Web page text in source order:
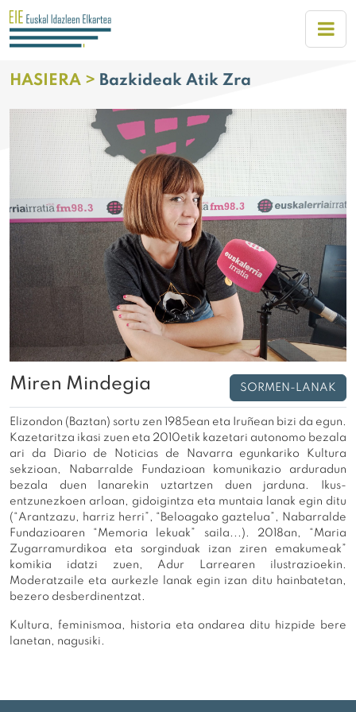
HASIERA > Bazkideak Atik Zra
Miren Mindegia SORMEN-LANAK
Elizondon (Baztan) sortu zen 1985ean eta Iruñean bizi da egun.
Kazetaritza ikasi zuen eta 2010etik kazetari autonomo bezala
ari da Diario de Noticias de Navarra egunkariko Kultura
sekzioan, Nabarralde Fundazioan komunikazio arduradun
bezala duen lanarekin uztartzen duen jarduna. Ikus-
entzunezkoen arloan, gidoigintza eta muntaia lanak egin ditu
(“Arantzazu, harriz herri”, “Beloagako gaztelua”, Nabarralde
Fundazioaren “Memoria lekuak” saila...). 2018an, “Maria
Zugarramurdikoa eta sorginduak izan ziren emakumeak”
komikia idatzi zuen, Adur Larrearen ilustrazioekin.
Moderatzaile eta aurkezle lanak egin izan ditu hainbatetan,
bezero desberdinentzat.
Kultura, feminismoa, historia eta ondarea ditu hizpide bere
lanetan, nagusiki.